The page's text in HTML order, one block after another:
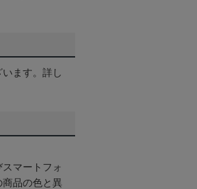
ます。詳し
マートフォ
品の色と異